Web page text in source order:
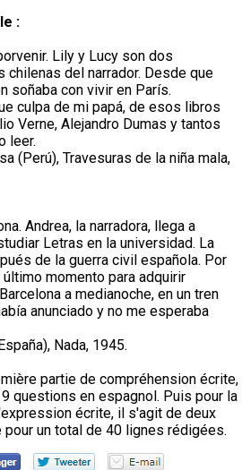
:
Lily y Lucy son dos
chilenas del narrador. Desde que
soñaba con vivir en París.
culpa de mi papá, de esos libros
Verne, Alejandro Dumas y tantos
leer.
(Perú), Travesuras de la niña mala,
Andrea, la narradora, llega a
Letras en la universidad. La
de la guerra civil española. Por
momento para adquirir
a medianoche, en un tren
anunciado y no me esperaba
Nada, 1945.
partie de compréhension écrite,
questions en espagnol. Puis pour la
écrite, il s'agit de deux
un total de 40 lignes rédigées.